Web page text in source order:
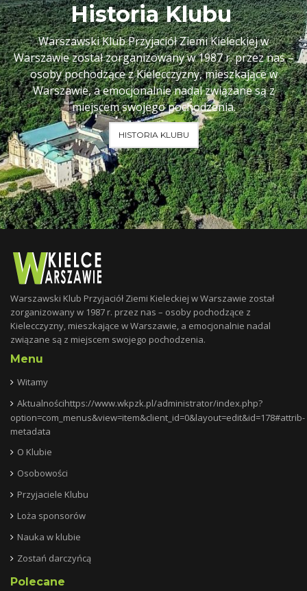
Historia Klubu
Warszawski Klub Przyjaciół Ziemi Kieleckiej w
Warszawie został zorganizowany w 1987 r. przez nas –
osoby pochodzące z Kielecczyzny, mieszkające w
Warszawie, a emocjonalnie nadal związane są z
miejscem swojego pochodzenia.
HISTORIA KLUBU
Warszawski Klub Przyjaciół Ziemi Kieleckiej w Warszawie został
zorganizowany w 1987 r. przez nas – osoby pochodzące z
Kielecczyzny, mieszkające w Warszawie, a emocjonalnie nadal
związane są z miejscem swojego pochodzenia.
Menu
Witamy
Aktualnościhttps://www.wkpzk.pl/administrator/index.php?
option=com_menus&view=item&client_id=0&layout=edit&id=178#attrib-
metadata
O Klubie
Osobowości
Przyjaciele Klubu
Loża sponsorów
Nauka w klubie
Zostań darczyńcą
Polecane